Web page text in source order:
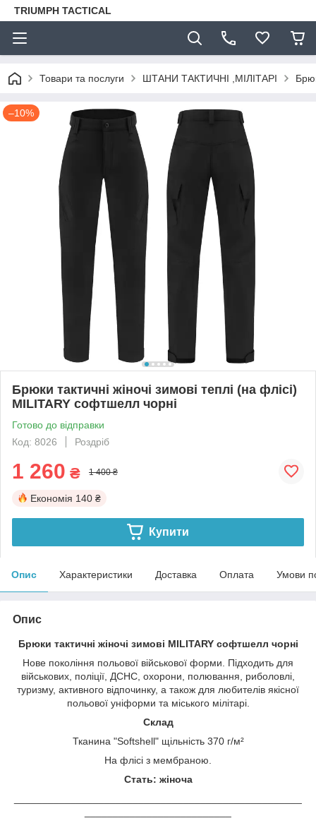
TRIUMPH TACTICAL
Товари та послуги ШТАНИ ТАКТИЧНІ ,МІЛІТАРІ
–10%
Брюки тактичні жіночі зимові теплі (на флісі)
MILITARY софтшелл чорні
Готово до відправки
Код: 8026
Роздріб
1 260 ₴ 1 400 ₴
Економія 140 ₴
Купити
Опис Характеристики Доставка Оплата Умови
Опис
Брюки тактичні жіночі зимові MILITARY софтшелл чорні
Нове покоління польової військової форми. Підходить для
військових, поліції, ДСНС, охорони, полювання, риболовлі,
туризму, активного відпочинку, а також для любителів якісної
польової уніформи та міського мілітарі.
Склад
Тканина "Softshell" щільність 370 г/м²
На флісі з мембраною.
Стать: жіноча